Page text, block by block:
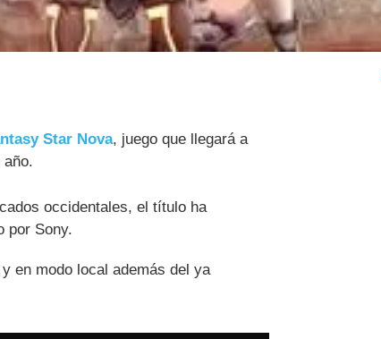
Star Nova, juego que llegará a
occidentales, el título ha
por Sony.
en modo local además del ya